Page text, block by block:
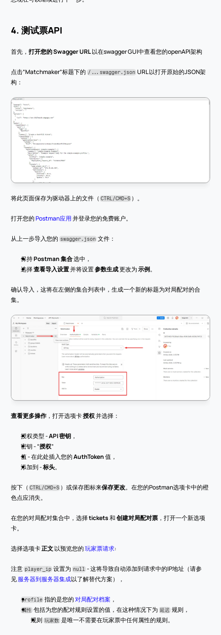
4. 测试票API
首先，打开您的 Swagger URL 以在swagger GUI中查看您的openAPI架构
点击“Matchmaker”标题下的 /...swagger.json URL 以打开原始的JSON架
构：
将此页面保存为驱动器上的文件（CTRL/CMD+S ）。
打开您的 Postman应用 并登录您的免费账户。
从上一步导入您的 swagger.json 文件：
保持 Postman 集合 选中，
选择 查看导入设置 并将设置 参数生成 更改为 示例。
确认导入，这将在左侧的集合列表中，生成一个新的标题为对局配对的合
集。
查看更多操作 ，打开选项卡 授权 并选择：
授权类型 - API 密钥 ，
密钥 - “授权”
值 - 在此处插入您的 AuthToken 值，
添加到 - 标头。
按下（CTRL/CMD+S ）或保存图标来保存更改。在您的Postman选项卡中的橙
色点应消失。
在您的对局配对集合中，选择 tickets 和 创建对局配对票 ，打开一个新选项
卡。
选择选项卡 正文 以预览您的 玩家票请求:
注意 player_ip 设置为 null
- 这将导致自动添加到请求中的IP地址（请参
见 服务器到服务器集成以了解替代方案），
profile 指的是您的 对局配对档案 ，
属性 包括为您的配对规则设置的值，在这种情况下为 延迟 规则，
规则 玩家数 是唯一不需要在玩家票中任何属性的规则。